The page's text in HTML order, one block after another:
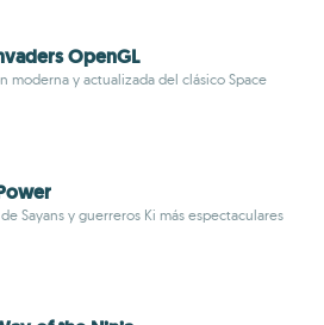
OpenGL
moderna y actualizada del clásico Space
de Sayans y guerreros Ki más espectaculares